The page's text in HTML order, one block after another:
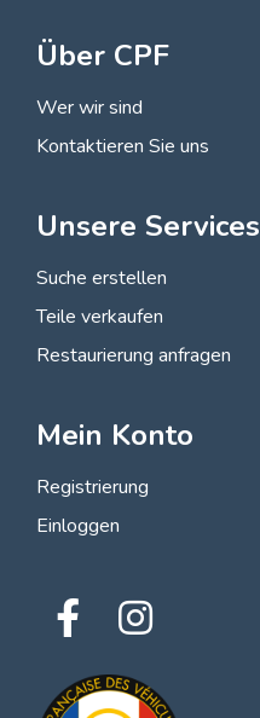
Über CPF
Wer wir sind
Kontaktieren Sie uns
Unsere Services
Suche erstellen
Teile verkaufen
Restaurierung anfragen
Mein Konto
Registrierung
Einloggen